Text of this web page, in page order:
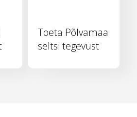
Toeta Põlvamaa
seltsi tegevust